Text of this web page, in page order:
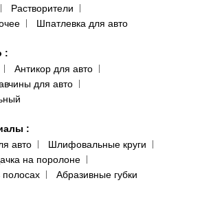
Растворители
Шпатлевка для авто
:
Антикор для авто
для авто
:
авто
Шлифовальные круги
на поролоне
полосах
Абразивные губки